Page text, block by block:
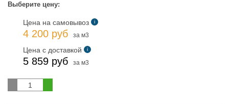
Выберите цену:
Цена на самовывоз i
4 200 руб за м3
Цена с доставкой i
5 859 руб за м3